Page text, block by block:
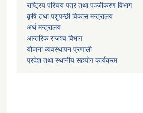
राष्ट्रिय परिचय पत्र तथा पञ्जीकरण विभाग
कृषि तथा पशुपन्छी विकास मन्त्रालय
अर्थ मन्त्रालय
आन्तरिक राजश्व विभाग
योजना व्यवस्थापन प्रणाली
प्रदेश तथा स्थानीय सहयोग कार्यक्रम